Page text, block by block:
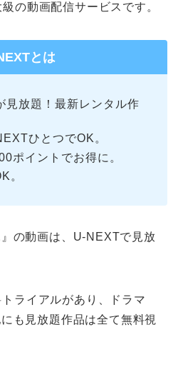
の動画配信サービスです。
とは
見放題！最新レンタル作
ひとつでOK。
ポイントでお得に。
。
の動画は、U-NEXTで見放
ライアルがあり、ドラマ
も見放題作品は全て無料視